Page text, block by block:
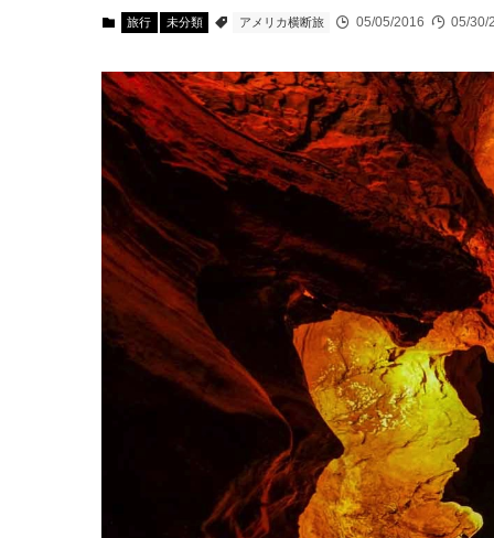
旅行 未分類 アメリカ横断旅 05/05/2016 05/30/